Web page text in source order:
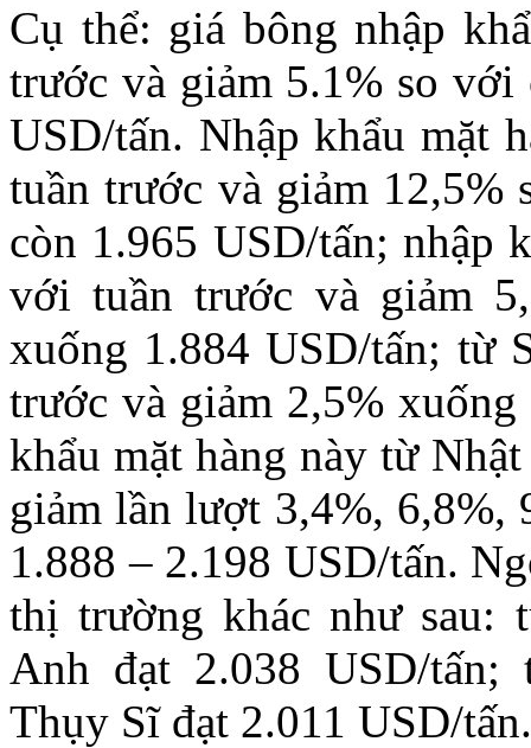
Cụ thể: giá bông nhập
trước và giảm 5.1% so
USD/tấn. Nhập khẩu mặt
tuần trước và giảm 12,5%
còn 1.965 USD/tấn; nhập
với tuần trước và giảm
xuống 1.884 USD/tấn; từ
trước và giảm 2,5%
khẩu mặt hàng này từ
giảm lần lượt 3,4%, 6,8%,
1.888 – 2.198 USD/tấn.
thị trường khác như sau:
Anh đạt 2.038 USD/
Thụy Sĩ đạt 2.011 USD/tấn.